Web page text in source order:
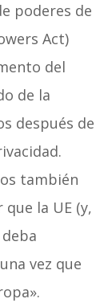
poderes de
Act)
del
de la
después de
también
que la UE (y,
vez que